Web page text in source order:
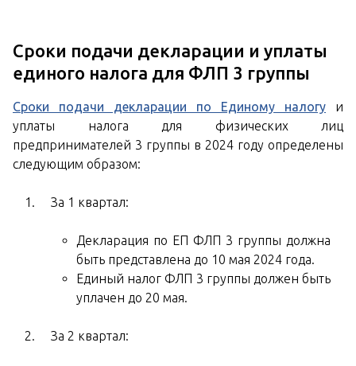
Сроки подачи декларации и уплаты
единого налога для ФЛП 3 группы
Сроки подачи декларации по Единому налогу и
уплаты налога для физических лиц
предпринимателей 3 группы в 2024 году определены
следующим образом:
За 1 квартал:
Декларация по ЕП ФЛП 3 группы должна
быть представлена до 10 мая 2024 года.
Единый налог ФЛП 3 группы должен быть
уплачен до 20 мая.
За 2 квартал: